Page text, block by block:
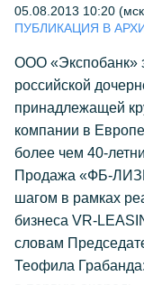
05.08.2013 10:20
ПУБЛИКАЦИЯ В
ООО «Экспобанк»
российской
принадлежащей
компании в
более чем 40-
Продажа «ФБ-
шагом в рамках
бизнеса VR-
словам
Теофила